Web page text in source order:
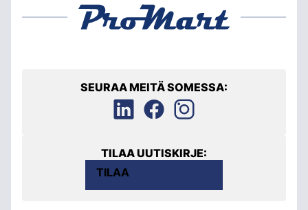
SEURAA MEITÄ SOMESSA:
TILAA UUTISKIRJE:
TILAA